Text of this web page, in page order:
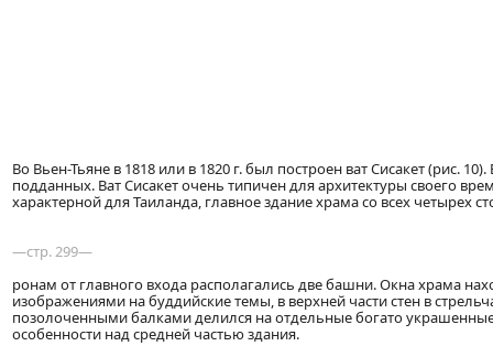
Во Вьен-Тьяне в 1818 или в 1820 г. был построен ват Сисакет (рис.
подданных. Ват Сисакет очень типичен для архитектуры своего
характерной для Таиланда, главное здание храма со всех четырех
—стр. 299—
ронам от главного входа располагались две башни. Окна храма
изображениями на буддийские темы, в верхней части стен в
позолоченными балками делился на отдельные богато
особенности над средней частью здания.